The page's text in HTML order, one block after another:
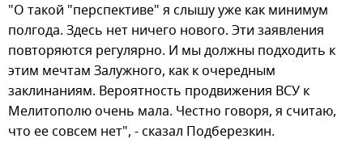
"О такой "перспективе" я слышу уже как минимум
полгода. Здесь нет ничего нового. Эти заявления
повторяются регулярно. И мы должны подходить к
этим мечтам Залужного, как к очередным
заклинаниям. Вероятность продвижения ВСУ к
Мелитополю очень мала. Честно говоря, я считаю,
что ее совсем нет", - сказал Подберезкин.